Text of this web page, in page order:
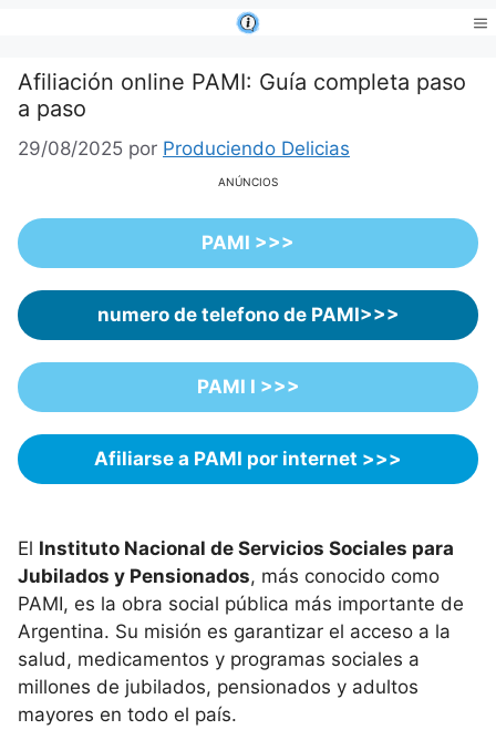
contenido
Afiliación online PAMI: Guía completa paso
a paso
29/08/2025 por Produciendo Delicias
ANÚNCIOS
PAMI >>>
numero de telefono de PAMI>>>
PAMI I >>>
Afiliarse a PAMI por internet >>>
El Instituto Nacional de Servicios Sociales para
Jubilados y Pensionados, más conocido como
PAMI, es la obra social pública más importante de
Argentina. Su misión es garantizar el acceso a la
salud, medicamentos y programas sociales a
millones de jubilados, pensionados y adultos
mayores en todo el país.